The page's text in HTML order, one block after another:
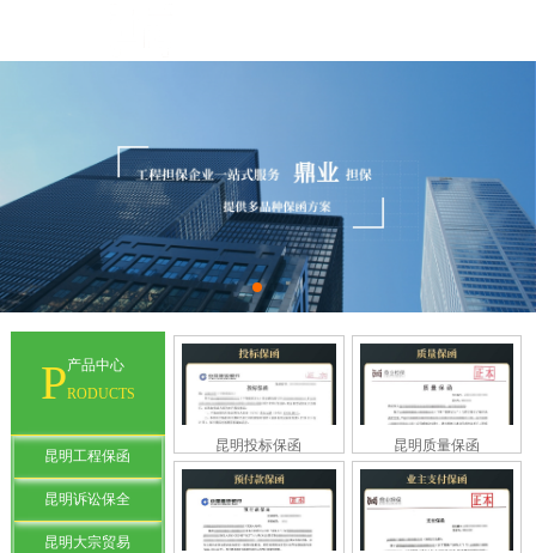
产品中心
PRODUCTS
昆明工程保函
昆明诉讼保全
昆明大宗贸易
昆明投标保函 昆明质量保函